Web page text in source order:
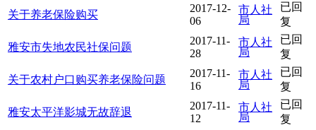
关于养老保险购买
2017-12-
06
市人社
局
已回
复
雅安市失地农民社保问题
2017-11-
28
市人社
局
已回
复
关于农村户口购买养老保险问题
2017-11-
16
市人社
局
已回
复
雅安太平洋影城无故辞退
2017-11-
12
市人社
局
已回
复